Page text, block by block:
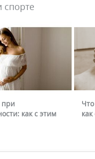
спорте
при
как с этим